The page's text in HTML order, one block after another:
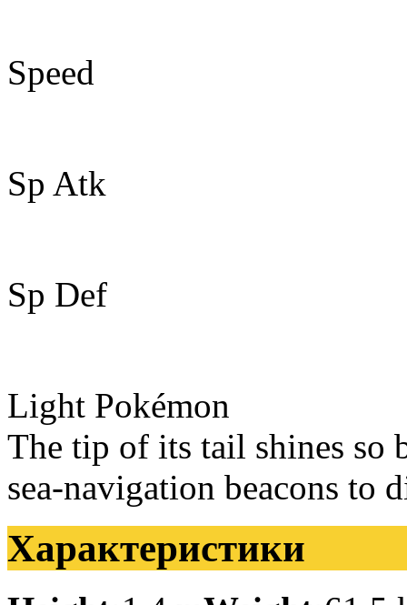
Speed
Sp Atk
Sp Def
Light Pokémon
The tip of its tail shines so
sea-navigation beacons to
Характеристики